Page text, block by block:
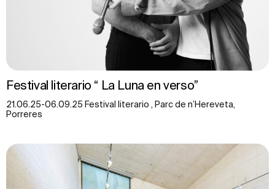
Festival literario “ La Luna en verso”
21.06.25-06.09.25 Festival literario , Parc de n’Hereveta,
Porreres